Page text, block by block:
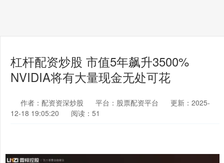
杠杆配资炒股 市值5年飙升3500%
NVIDIA将有大量现金无处可花
作者：配资资深炒股 平台：股票配资平台
更新：2025-
12-18 19:05:20
阅读：51